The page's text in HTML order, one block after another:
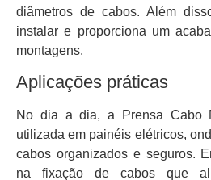
diâmetros de cabos. Além
instalar e proporciona um
montagens.
Aplicações práticas
No dia a dia, a Prensa Cabo
utilizada em painéis elétricos,
cabos organizados e seguros.
na fixação de cabos que